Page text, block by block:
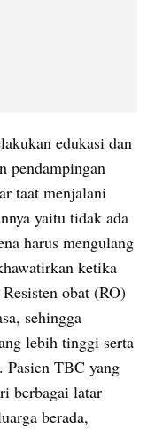
edukasi dan
pendampingan
taat menjalani
yaitu tidak ada
harus mengulang
ketika
obat (RO)
sehingga
lebih tinggi serta
Pasien TBC yang
berbagai latar
berada,